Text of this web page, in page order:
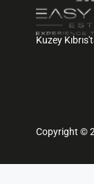
Kuzey
Copyright ©